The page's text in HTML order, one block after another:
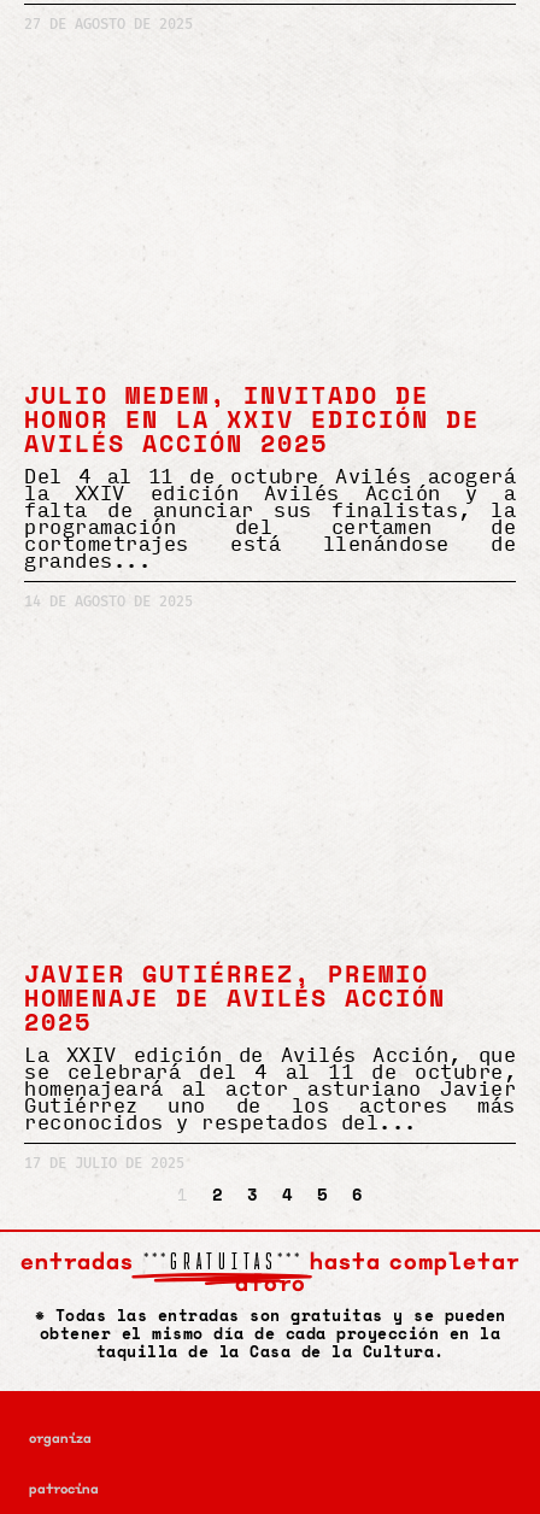
27 DE AGOSTO DE 2025
JULIO MEDEM, INVITADO DE
HONOR EN LA XXIV EDICIÓN DE
AVILÉS ACCIÓN 2025
Del 4 al 11 de octubre Avilés acogerá
la XXIV edición Avilés Acción y a
falta de anunciar sus finalistas, la
programación del certamen de
cortometrajes está llenándose de
grandes
14 DE AGOSTO DE 2025
JAVIER GUTIÉRREZ, PREMIO
HOMENAJE DE AVILÉS ACCIÓN
2025
La XXIV edición de Avilés Acción, que
se celebrará del 4 al 11 de octubre,
homenajeará al actor asturiano Javier
Gutiérrez uno de los actores más
reconocidos y respetados del
17 DE JULIO DE 2025
1 2 3 4 5 6
entradas ***GRATUITAS*** hasta completar
aforo
* Todas las entradas son gratuitas y se pueden
obtener el mismo día de cada proyección en la
taquilla de la Casa de la Cultura.
organiza
patrocina